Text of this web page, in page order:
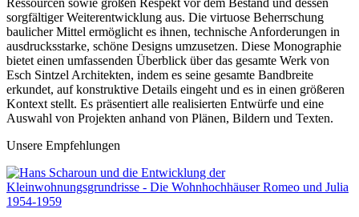
sorgfältiger Weiterentwicklung aus. Die virtuose Beherrschung
baulicher Mittel ermöglicht es ihnen, technische Anforderungen in
ausdrucksstarke, schöne Designs umzusetzen. Diese Monographie
bietet einen umfassenden Überblick über das gesamte Werk von
Esch Sintzel Architekten, indem es seine gesamte Bandbreite
erkundet, auf konstruktive Details eingeht und es in einen größeren
Kontext stellt. Es präsentiert alle realisierten Entwürfe und eine
Auswahl von Projekten anhand von Plänen, Bildern und Texten.
Unsere Empfehlungen